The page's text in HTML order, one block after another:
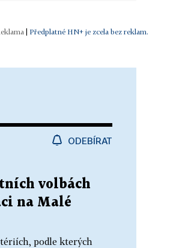
| Předplatné HN+ je zcela bez reklam.
ODEBÍRAT
volbách
na Malé
podle kterých